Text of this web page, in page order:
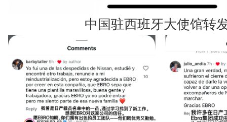
中国驻西班牙大使馆转